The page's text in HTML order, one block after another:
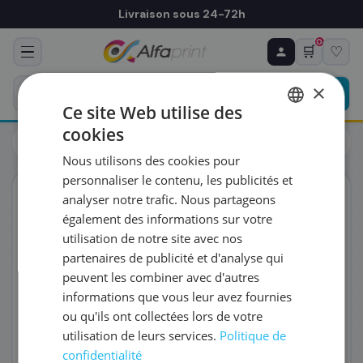
Livraison sous 24-72h
🛒
0
♡
Toners
Brother
ORIGINAL
♻ COMMANDE RÉCURRENTE
Prévoyez & économisez
Programmez votre prochain achat — notre équipe
vous prépare un devis personnalisé
RÉFÉRENCE DU PRODUIT
FRÉQUENCE
QUANTITÉ PAR LIVRAISON
DATE DE PREMIÈRE LIVRAISON SOUHAITÉE
×
Ce site Web utilise des
cookies
Nous utilisons des cookies pour
personnaliser le contenu, les publicités et
analyser notre trafic. Nous partageons
également des informations sur votre
utilisation de notre site avec nos
partenaires de publicité et d'analyse qui
peuvent les combiner avec d'autres
informations que vous leur avez fournies
ou qu'ils ont collectées lors de votre
utilisation de leurs services. Politique de
confidentialité